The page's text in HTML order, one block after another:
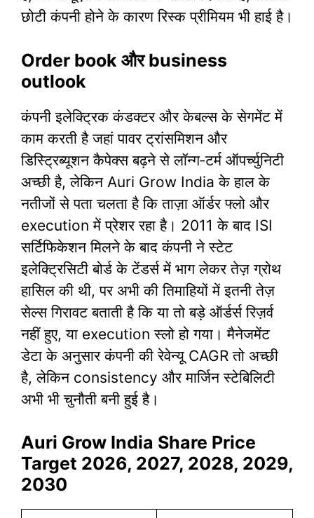
छोटी कंपनी होने के कारण रिस्क प्रीमियम भी हाई है।
Order book और business
outlook
कंपनी इलेक्ट्रिक कंडक्टर और केबल्स के सेगमेंट में
काम करती है जहां पावर ट्रांसमिशन और
डिस्ट्रिब्यूशन कैपेक्स बढ़ने से लॉन्ग‑टर्म ऑपर्च्युनिटी
अच्छी है, लेकिन Auri Grow India के हाल के
नतीजों से पता चलता है कि ताज़ा ऑर्डर फ्लो और
execution में प्रेशर रहा है। 2011 के बाद ISI
सर्टिफिकेशन मिलने के बाद कंपनी ने स्टेट
इलेक्ट्रिसिटी बोर्ड के टेंडर्स में भाग लेकर तेज़ ग्रोथ
हासिल की थी, पर अभी की तिमाहियों में इतनी तेज़
सेल्स गिरावट बताती है कि या तो बड़े ऑर्डर्स रिज़र्व
नहीं हुए, या execution स्लो हो गया। मैनेजमेंट
डेटा के अनुसार कंपनी की रेवेन्यू CAGR तो अच्छी
है, लेकिन consistency और मार्जिन स्टेबिलिटी
अभी भी चुनौती बनी हुई है।
Auri Grow India Share Price
Target 2026, 2027, 2028, 2029,
2030